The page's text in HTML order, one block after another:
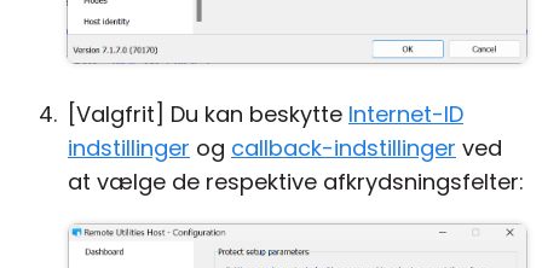
[Valgfrit] Du kan beskytte Internet-ID
indstillinger og callback-indstillinger ved
at vælge de respektive afkrydsningsfelter: